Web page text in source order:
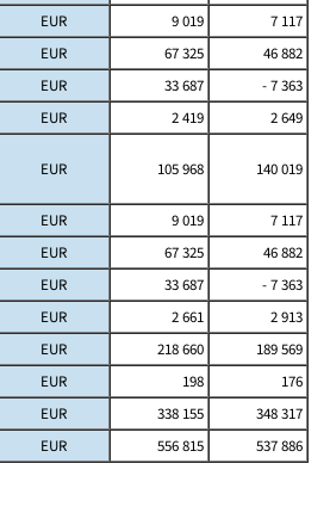
EUR 9 019
7 117
EUR 67 325
46 882
EUR 33 687
- 7 363
EUR 2 419
2 649
EUR 105 968 140 019
EUR 9 019
7 117
EUR 67 325
46 882
EUR 33 687
- 7 363
EUR 2 661
2 913
EUR 218 660
189 569
EUR 198
176
EUR 338 155
348 317
EUR 556 815 537 886